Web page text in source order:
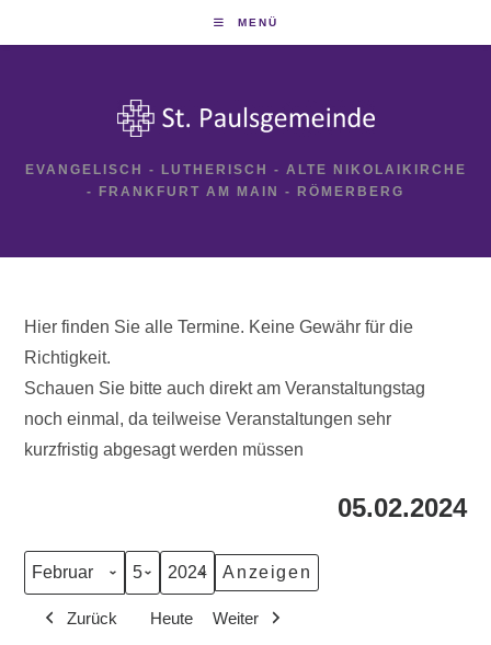
MENÜ
EVANGELISCH - LUTHERISCH - ALTE NIKOLAIKIRCHE
- FRANKFURT AM MAIN - RÖMERBERG
Hier finden Sie alle Termine. Keine Gewähr für die
Richtigkeit.
Schauen Sie bitte auch direkt am Veranstaltungstag
noch einmal, da teilweise Veranstaltungen sehr
kurzfristig abgesagt werden müssen
05.02.2024
Monat
Tag
Jahr
Zurück
Heute Weiter